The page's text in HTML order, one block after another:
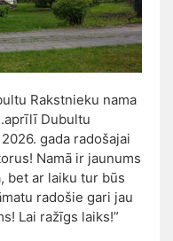
Rakstnieku nama
Dubultu
gada radošajai
Namā ir jaunums
bet ar laiku tur būs
radošie gari jau
Lai ražīgs laiks!”